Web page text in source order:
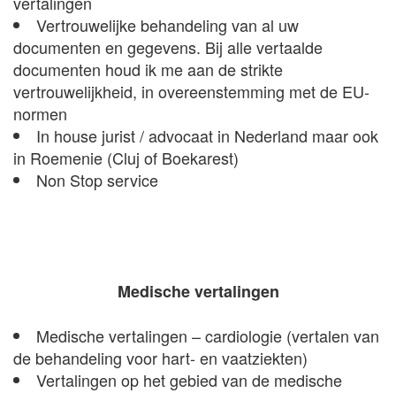
Vertrouwelijke behandeling van al uw
documenten en gegevens. Bij alle vertaalde
documenten houd ik me aan de strikte
vertrouwelijkheid, in overeenstemming met de EU-
normen
In house jurist / advocaat in Nederland maar ook
in Roemenie (Cluj of Boekarest)
Non Stop service
Medische vertalingen
Medische vertalingen – cardiologie (vertalen van
de behandeling voor hart- en vaatziekten)
Vertalingen op het gebied van de medische